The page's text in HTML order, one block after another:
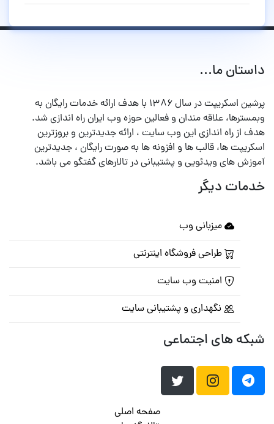
داستان ما...
پرشین اسکریپت در سال ۱۳۸۶ با هدف ارائه خدمات رایگان به
وبمسترها، علاقه مندان و فعالین حوزه وب ایران راه اندازی شد.
هدف از راه اندازی این وب سایت ، ارائه جدیدترین و بروزترین
اسکریپت ها، قالب ها و افزونه ها به صورت رایگان ، جدیدترین
آموزش های ویدئویی و پشتیبانی در تالارهای گفتگو می باشد.
خدمات دیگر
میزبانی وب
طراحی فروشگاه اینترنتی
امنیت وب سایت
نگهداری و پشتیبانی سایت
شبکه های اجتماعی
صفحه اصلی